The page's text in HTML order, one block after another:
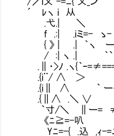
´ ﾚヽ i 从 ｀
.弋.| ＼ '
f .:| .iミ=- ゝ
{ 》 | .| ｀ヽ
/ :| ヽ .| ｀`
.∥・>ﾉ .ヽ{｀ｰ
.{i¨/ ∧ ＞ ／:／:
.{i∥ ∧ ｀ ー― ´: :》
.{∥∧ .＼ ∨ ﾏ:
｀寸/＼ ∥ー= ≠ ´
《ﾆ≧=-叭
Yﾆ=-{ .込 ,ｨ-=